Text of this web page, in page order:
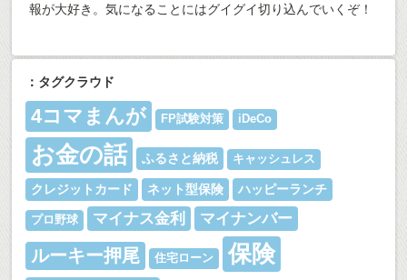
報が大好き。気になることにはグイグイ切り込んでいくぞ！
：タグクラウド
4コマまんが FP試験対策 iDeCo
お金の話 ふるさと納税 キャッシュレス
クレジットカード ネット型保険 ハッピーランチ
プロ野球 マイナス金利 マイナンバー
ルーキー押尾 住宅ローン 保険